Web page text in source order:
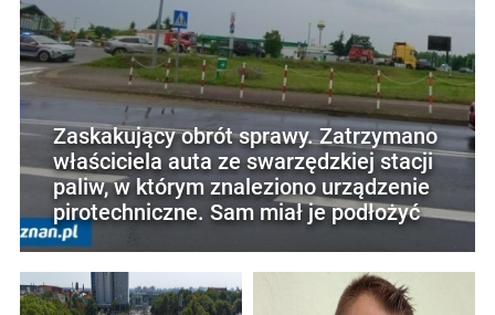
Zaskakujący obrót sprawy. Zatrzymano
właściciela auta ze swarzędzkiej stacji
paliw, w którym znaleziono urządzenie
pirotechniczne. Sam miał je podłożyć